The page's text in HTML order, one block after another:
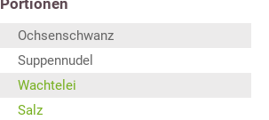
Portionen
Ochsenschwanz
Suppennudel
Wachtelei
Salz